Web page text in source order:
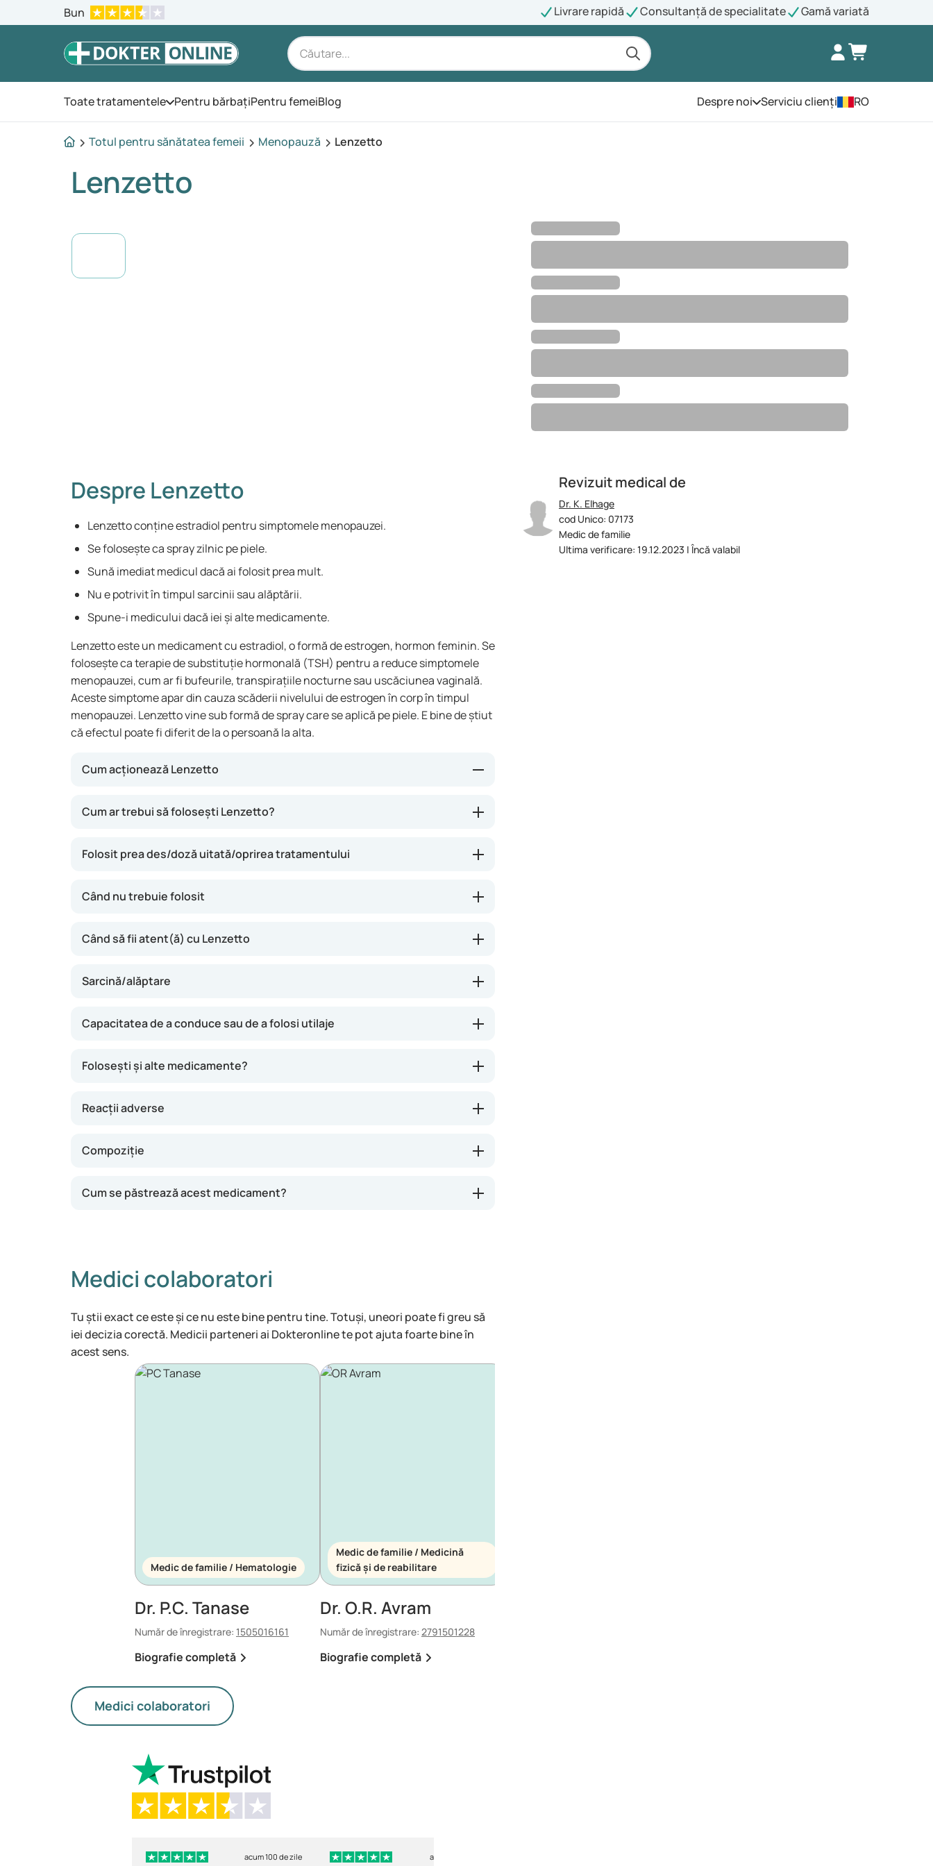
Bun Livrare rapidă Consultanță de specialitate Gamă variată
Toate tratamenteleDeschide meniul
Pentru bărbațiPentru femeiBlog Despre noi Deschide meniul
Serviciu clienți RO
Totul pentru sănătatea femeii Menopauză Lenzetto
Lenzetto
Revizuit medical de
Dr. K. Elhage
cod Unico: 07173
Medic de familie
Ultima verificare: 19.12.2023 | Încă valabil
Despre Lenzetto
Lenzetto conține estradiol pentru simptomele menopauzei.
Se folosește ca spray zilnic pe piele.
Sună imediat medicul dacă ai folosit prea mult.
Nu e potrivit în timpul sarcinii sau alăptării.
Spune-i medicului dacă iei și alte medicamente.
Lenzetto este un medicament cu estradiol, o formă de estrogen, hormon feminin. Se
folosește ca terapie de substituție hormonală (TSH) pentru a reduce simptomele
menopauzei, cum ar fi bufeurile, transpirațiile nocturne sau uscăciunea vaginală.
Aceste simptome apar din cauza scăderii nivelului de estrogen în corp în timpul
menopauzei. Lenzetto vine sub formă de spray care se aplică pe piele. E bine de știut
că efectul poate fi diferit de la o persoană la alta.
Cum acționează Lenzetto
Lenzetto completează lipsa de estrogen din corp. Asta poate ajuta la reducerea
simptomelor menopauzei, cum ar fi bufeurile sau schimbările de dispoziție. Prin
Cum ar trebui să folosești Lenzetto?
Folosit prea des/doză uitată/oprirea tratamentului
Când nu trebuie folosit
Când să fii atent(ă) cu Lenzetto
Sarcină/alăptare
Capacitatea de a conduce sau de a folosi utilaje
Folosești și alte medicamente?
Reacții adverse
Compoziție
Cum se păstrează acest medicament?
Medici colaboratori
Tu știi exact ce este și ce nu este bine pentru tine. Totuși, uneori poate fi greu să
iei decizia corectă. Medicii parteneri ai Dokteronline te pot ajuta foarte bine în
acest sens.
Medic de familie / Hematologie
Dr. P.C. Tanase
Număr de înregistrare: 1505016161
Biografie completă
Medic de familie / Medicină
fizică și de reabilitare
Dr. O.R. Avram
Număr de înregistrare: 2791501228
Biografie completă
Medici colaboratori
acum 100 de zile acum 122 de zile